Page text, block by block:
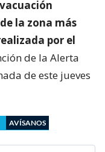
la zona más
por el
de la Alerta
de este jueves
AVÍSANOS